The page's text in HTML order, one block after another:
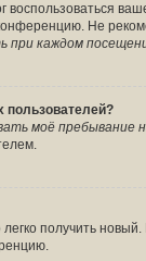
воспользоваться
Не
при каждом
пользователей?
моё пребывание
получить